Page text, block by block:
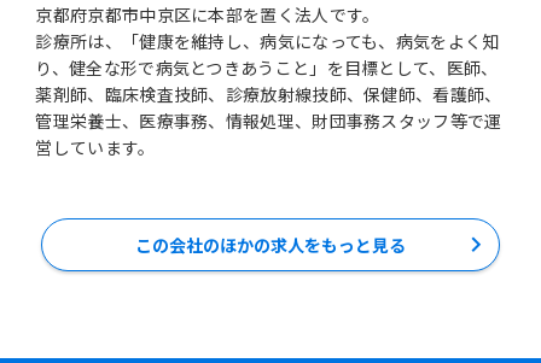
京都府京都市中京区に本部を置く法人です。
診療所は、「健康を維持し、病気になっても、病気をよく知
り、健全な形で病気とつきあうこと」を目標として、医師、
薬剤師、臨床検査技師、診療放射線技師、保健師、看護師、
管理栄養士、医療事務、情報処理、財団事務スタッフ等で運
営しています。
この会社のほかの求人をもっと見る